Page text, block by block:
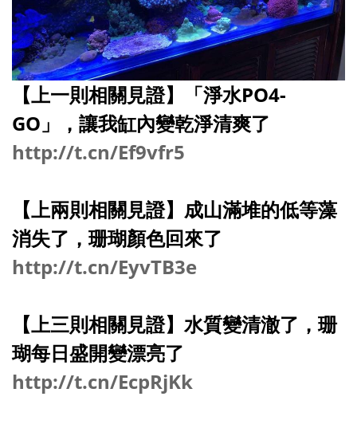
【上一則相關見證】「淨水PO4-
GO」，讓我缸內變乾淨清爽了
http://t.cn/Ef9vfr5
【上兩則相關見證】成山滿堆的低等藻
消失了，珊瑚顏色回來了
http://t.cn/EyvTB3e
【上三則相關見證】水質變清澈了，珊
瑚每日盛開變漂亮了
http://t.cn/EcpRjKk